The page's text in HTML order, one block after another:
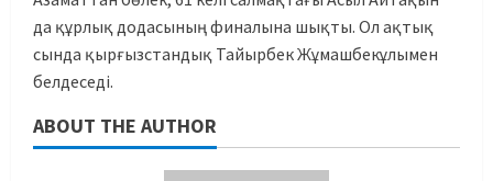
да құрлық додасының финалына шықты. Ол ақтық
сында қырғызстандық Тайырбек Жұмашбекұлымен
белдеседі.
ABOUT THE AUTHOR